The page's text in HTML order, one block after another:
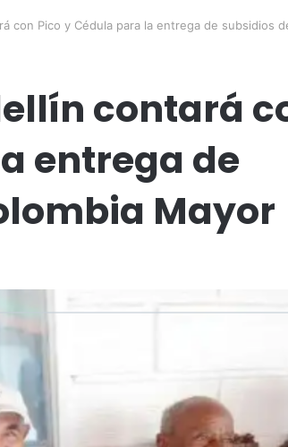
con Pico y Cédula para la entrega de subsidios
contará
entrega de
Mayor